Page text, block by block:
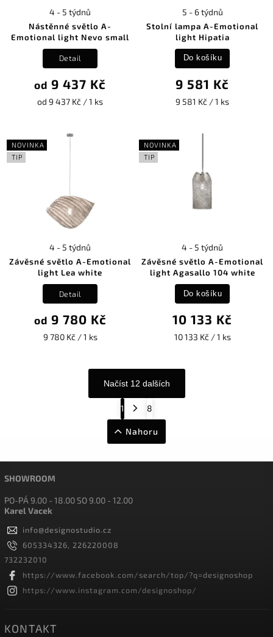
Nástěnné světlo A-
Emotional light Nevo small
4 - 5 týdnů
od 9 437 Kč
od 9 437 Kč / 1 ks
Detail
Stolní lampa A-Emotional
light Hipatia
5 - 6 týdnů
9 581 Kč
9 581 Kč / 1 ks
Do košíku
NOVINKA
TIP
Závěsné světlo A-Emotional
light Lea white
4 - 5 týdnů
od 9 780 Kč
9 780 Kč / 1 ks
Detail
NOVINKA
TIP
Závěsné světlo A-Emotional
light Agasallo 104 white
4 - 5 týdnů
10 133 Kč
10 133 Kč / 1 ks
Do košíku
Načíst 12 dalších
1 8
Nahoru
SHOWROOM
PO-PÁ 9.00 - 18.00 SO 9.00 - 12.00
Karel Vacek
info@designostudio.cz
605334326, 226220008
732232010
https://www.facebook.com/search/top/?q=designoshop
https://www.instagram.com/designoshop/
KONTAKT